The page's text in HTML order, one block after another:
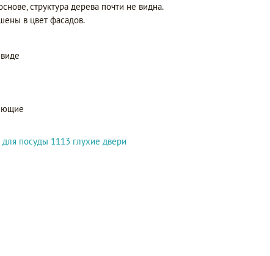
структура дерева почти не видна.
в цвет фасадов.
посуды 1113 глухие двери